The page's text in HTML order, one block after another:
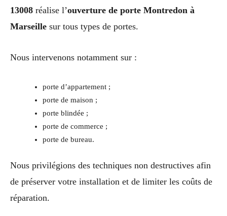
13008 réalise l’ouverture de porte Montredon à
Marseille sur tous types de portes.
Nous intervenons notamment sur :
porte d’appartement ;
porte de maison ;
porte blindée ;
porte de commerce ;
porte de bureau.
Nous privilégions des techniques non destructives afin
de préserver votre installation et de limiter les coûts de
réparation.